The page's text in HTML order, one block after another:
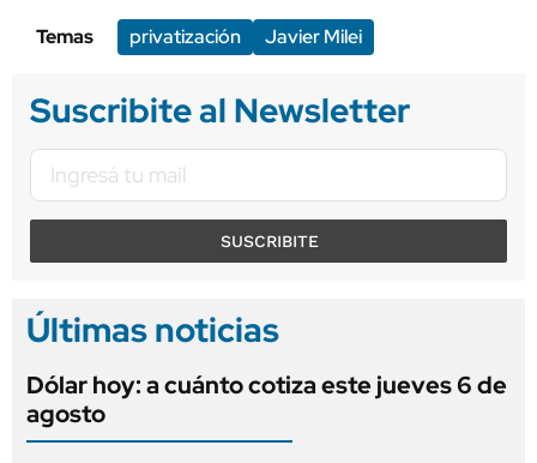
Temas
privatización Javier Milei
Suscribite al Newsletter
SUSCRIBITE
Últimas noticias
Dólar hoy: a cuánto cotiza este jueves 6 de
agosto